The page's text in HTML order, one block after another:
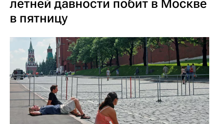
летней давности побит в Москве
в пятницу